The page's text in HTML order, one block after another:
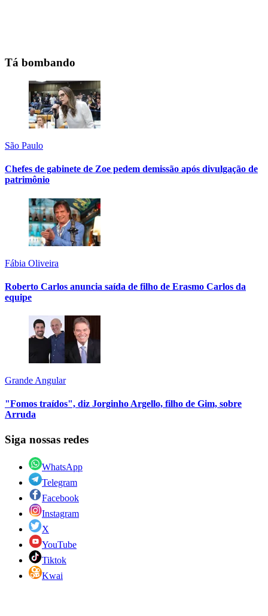
Tá bombando
São Paulo
Chefes de gabinete de Zoe pedem demissão após divulgação de
patrimônio
Fábia Oliveira
Roberto Carlos anuncia saída de filho de Erasmo Carlos da
equipe
Grande Angular
"Fomos traídos", diz Jorginho Argello, filho de Gim, sobre
Arruda
Siga nossas redes
WhatsApp
Telegram
Facebook
Instagram
X
YouTube
Tiktok
Kwai